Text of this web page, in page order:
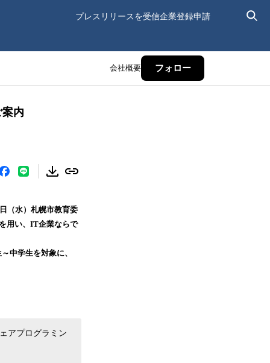
プレスリリースを受信企業登録申請
会社概要 フォロー
内
（水）札幌市教育委
用い、IT企業ならで
中学生を対象に、
アプログラミン